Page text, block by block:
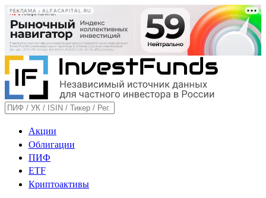
РЕКЛАМА • ALFACAPITAL.RU
Акции
Облигации
ПИФ
ETF
Криптоактивы